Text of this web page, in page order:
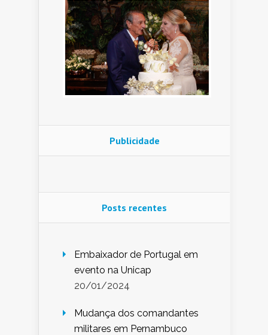
Publicidade
Posts recentes
Embaixador de Portugal em
evento na Unicap
20/01/2024
Mudança dos comandantes
militares em Pernambuco